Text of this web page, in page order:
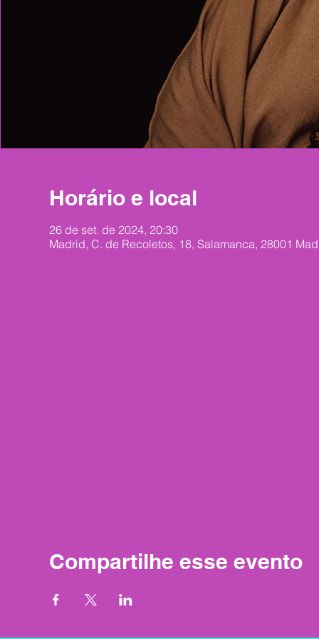
Horário e local
26 de set. de 2024, 20:30
Madrid, C. de Recoletos, 18, Salamanca, 28001
Compartilhe esse evento